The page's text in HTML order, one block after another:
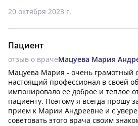
20 октября 2023 г.
Пациент
отзыв о врачеМацуева Мария
Мацуева Мария - очень грамотный
настоящий профессионал в своей
импонировало ее доброе и теплое
пациенту. Поэтому я всегда прошу
прием к Марии Андреевне и с
советовать этого врача своим